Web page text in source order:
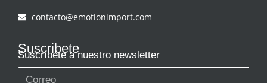
contacto@emotionimport.com
Suscribete
Suscríbete a nuestro newsletter